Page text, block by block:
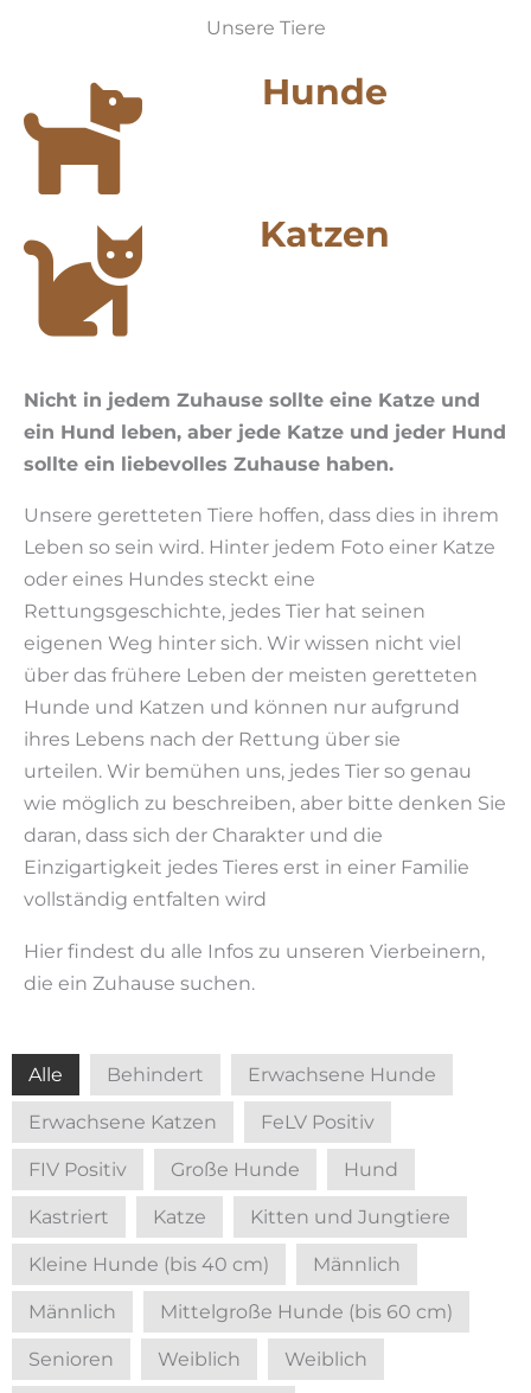
Unsere Tiere
Hunde
Katzen
Nicht in jedem Zuhause sollte eine Katze und
ein Hund leben, aber jede Katze und jeder Hund
sollte ein liebevolles Zuhause haben.
Unsere geretteten Tiere hoffen, dass dies in ihrem
Leben so sein wird. Hinter jedem Foto einer Katze
oder eines Hundes steckt eine
Rettungsgeschichte, jedes Tier hat seinen
eigenen Weg hinter sich. Wir wissen nicht viel
über das frühere Leben der meisten geretteten
Hunde und Katzen und können nur aufgrund
ihres Lebens nach der Rettung über sie
urteilen. Wir bemühen uns, jedes Tier so genau
wie möglich zu beschreiben, aber bitte denken Sie
daran, dass sich der Charakter und die
Einzigartigkeit jedes Tieres erst in einer Familie
vollständig entfalten wird
Hier findest du alle Infos zu unseren Vierbeinern,
die ein Zuhause suchen.
Alle Behindert
Erwachsene Hunde
Erwachsene Katzen
FeLV Positiv
FIV Positiv
Große Hunde
Hund
Kastriert
Katze
Kitten und Jungtiere
Kleine Hunde (bis 40 cm)
Männlich
Männlich
Mittelgroße Hunde (bis 60 cm)
Senioren
Weiblich
Weiblich